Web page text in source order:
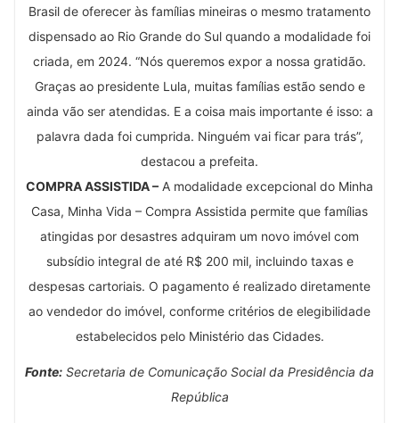
Brasil de oferecer às famílias mineiras o mesmo tratamento
dispensado ao Rio Grande do Sul quando a modalidade foi
criada, em 2024. “Nós queremos expor a nossa gratidão.
Graças ao presidente Lula, muitas famílias estão sendo e
ainda vão ser atendidas. E a coisa mais importante é isso: a
palavra dada foi cumprida. Ninguém vai ficar para trás”,
destacou a prefeita.
COMPRA ASSISTIDA – A modalidade excepcional do Minha
Casa, Minha Vida – Compra Assistida permite que famílias
atingidas por desastres adquiram um novo imóvel com
subsídio integral de até R$ 200 mil, incluindo taxas e
despesas cartoriais. O pagamento é realizado diretamente
ao vendedor do imóvel, conforme critérios de elegibilidade
estabelecidos pelo Ministério das Cidades.
Fonte: Secretaria de Comunicação Social da Presidência da
República